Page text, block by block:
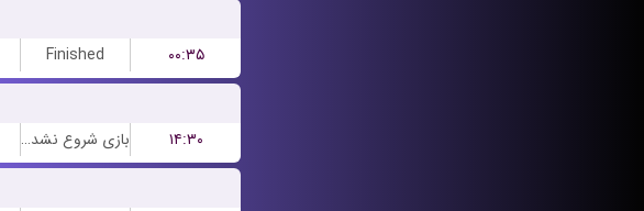
Finished
۰۰:۳۵
بازی شروع نشده است
۱۴:۳۰